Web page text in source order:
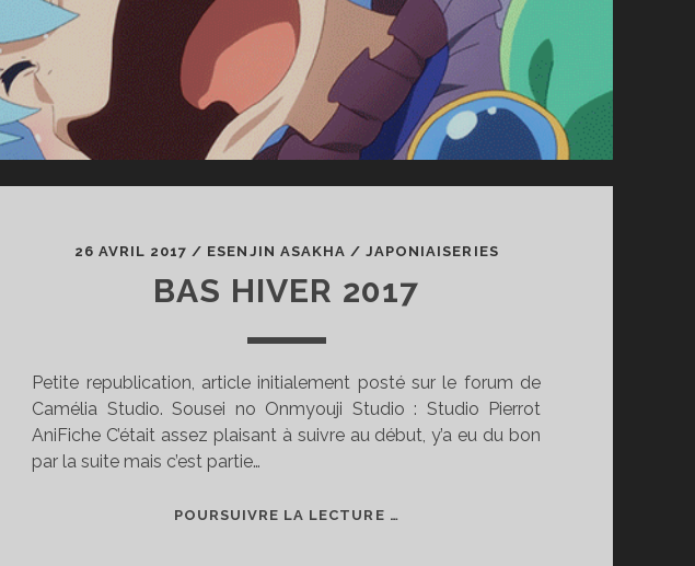
26 AVRIL 2017 / ESENJIN ASAKHA /JAPONIAISERIES
BAS HIVER 2017
Petite republication, article initialement posté sur le forum de
Camélia Studio. Sousei no Onmyouji Studio : Studio Pierrot
AniFiche C’était assez plaisant à suivre au début, y’a eu du bon
par la suite mais c’est partie…
POURSUIVRE LA LECTURE …